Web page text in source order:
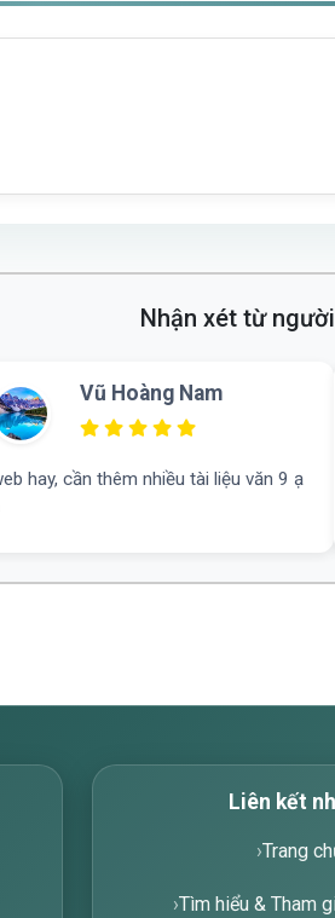
Nhận xét từ
Vũ Hoàng Nam
hay, cần thêm nhiều tài liệu văn 9 ạ
Liên kết
Trang
Tìm hiểu & Tham